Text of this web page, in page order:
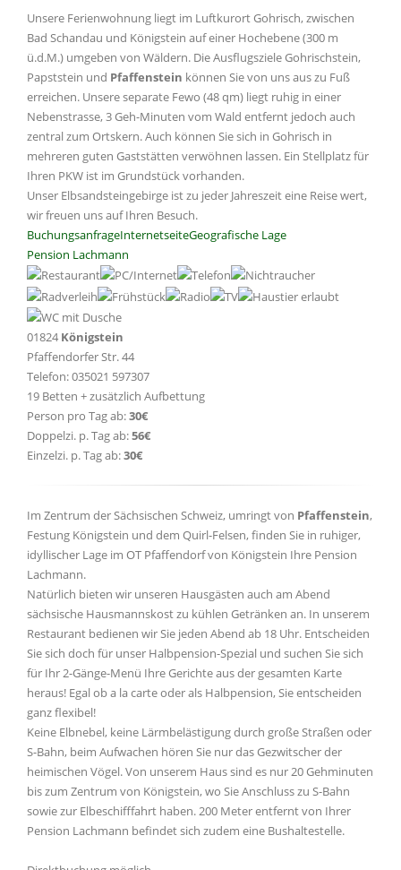
Unsere Ferienwohnung liegt im Luftkurort Gohrisch, zwischen
Bad Schandau und Königstein auf einer Hochebene (300 m
ü.d.M.) umgeben von Wäldern. Die Ausflugsziele Gohrischstein,
Papststein und Pfaffenstein können Sie von uns aus zu Fuß
erreichen. Unsere separate Fewo (48 qm) liegt ruhig in einer
Nebenstrasse, 3 Geh-Minuten vom Wald entfernt jedoch auch
zentral zum Ortskern. Auch können Sie sich in Gohrisch in
mehreren guten Gaststätten verwöhnen lassen. Ein Stellplatz für
Ihren PKW ist im Grundstück vorhanden.
Unser Elbsandsteingebirge ist zu jeder Jahreszeit eine Reise wert,
wir freuen uns auf Ihren Besuch.
BuchungsanfrageInternetseiteGeografische Lage
Pension Lachmann
01824 Königstein
Pfaffendorfer Str. 44
Telefon: 035021 597307
19 Betten + zusätzlich Aufbettung
Person pro Tag ab:30€
Doppelzi. p. Tag ab:56€
Einzelzi. p. Tag ab:30€
Im Zentrum der Sächsischen Schweiz, umringt von Pfaffenstein,
Festung Königstein und dem Quirl-Felsen, finden Sie in ruhiger,
idyllischer Lage im OT Pfaffendorf von Königstein Ihre Pension
Lachmann.
Natürlich bieten wir unseren Hausgästen auch am Abend
sächsische Hausmannskost zu kühlen Getränken an. In unserem
Restaurant bedienen wir Sie jeden Abend ab 18 Uhr. Entscheiden
Sie sich doch für unser Halbpension-Spezial und suchen Sie sich
für Ihr 2-Gänge-Menü Ihre Gerichte aus der gesamten Karte
heraus! Egal ob a la carte oder als Halbpension, Sie entscheiden
ganz flexibel!
Keine Elbnebel, keine Lärmbelästigung durch große Straßen oder
S-Bahn, beim Aufwachen hören Sie nur das Gezwitscher der
heimischen Vögel. Von unserem Haus sind es nur 20 Gehminuten
bis zum Zentrum von Königstein, wo Sie Anschluss zu S-Bahn
sowie zur Elbeschifffahrt haben. 200 Meter entfernt von Ihrer
Pension Lachmann befindet sich zudem eine Bushaltestelle.